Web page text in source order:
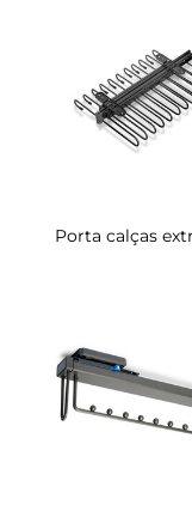
Porta calças